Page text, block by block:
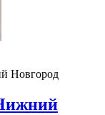
Новгород